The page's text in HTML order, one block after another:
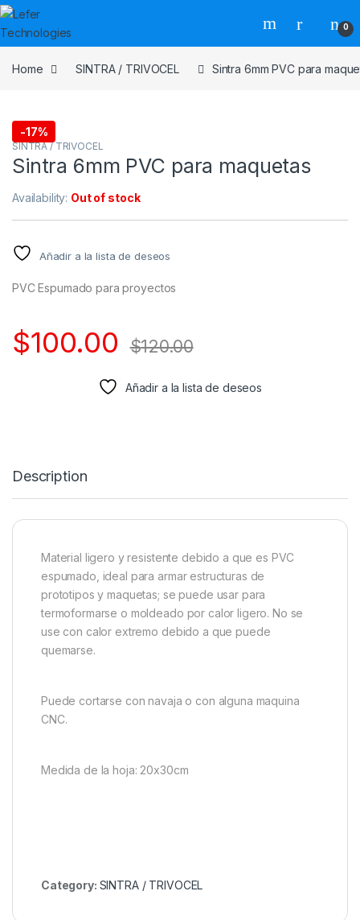
Skip to navigation
Skip to content
0
Home SINTRA / TRIVOCEL Sintra 6mm PVC para
-17%
SINTRA / TRIVOCEL
Sintra 6mm PVC para maquetas
Availability: Out of stock
Añadir a la lista de deseos
PVC Espumado para proyectos
$100.00 $120.00
Añadir a la lista de deseos
Description
Material ligero y resistente debido a que es PVC
espumado, ideal para armar estructuras de
prototipos y maquetas; se puede usar para
termoformarse o moldeado por calor ligero. No se
use con calor extremo debido a que puede
quemarse.
Puede cortarse con navaja o con alguna maquina
CNC.
Medida de la hoja: 20x30cm
Category: SINTRA / TRIVOCEL